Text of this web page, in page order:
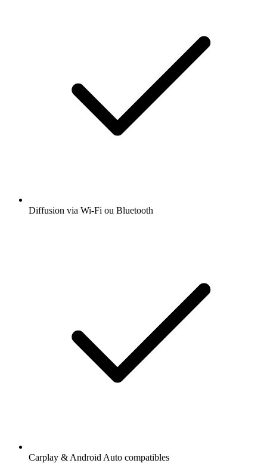
Diffusion via Wi-Fi ou Bluetooth
Carplay & Android Auto compatibles